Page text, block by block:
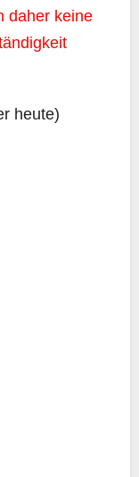
daher kei­ne
heute)